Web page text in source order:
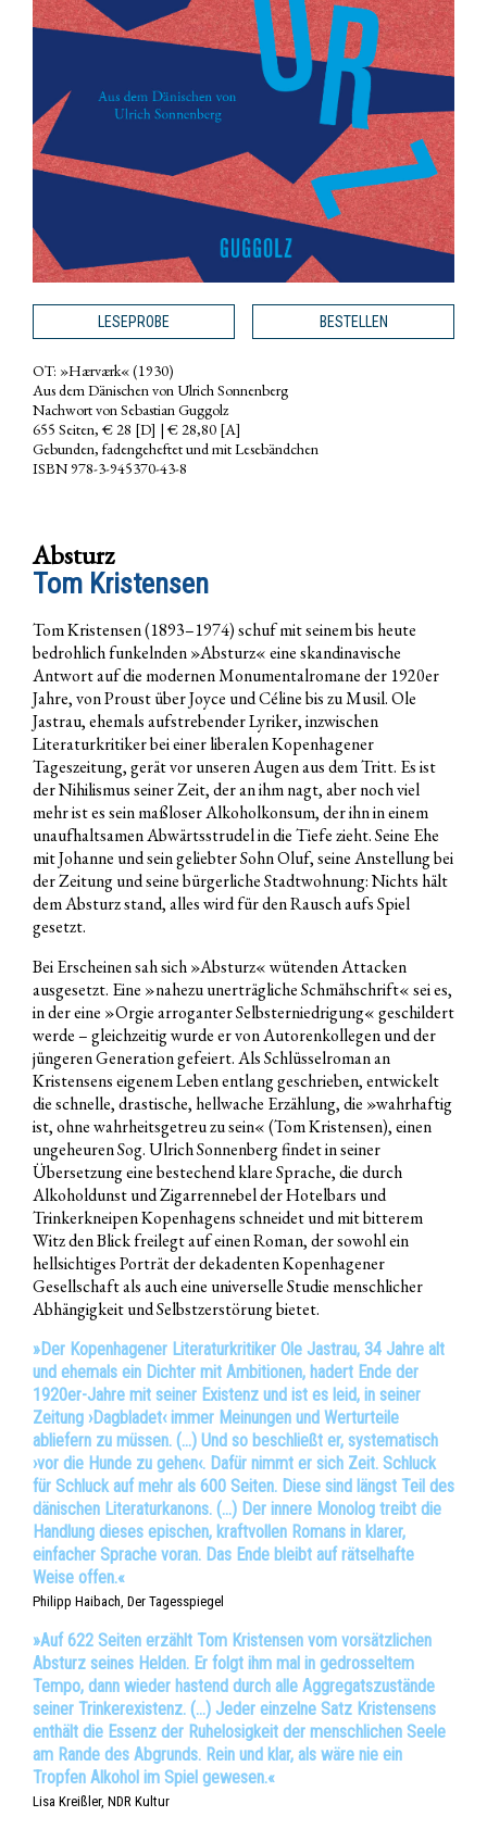
LESEPROBE BESTELLEN
OT: »Hærværk« (1930)
Aus dem Dänischen von Ulrich Sonnenberg
Nachwort von Sebastian Guggolz
655 Seiten, € 28 [D] | € 28,80 [A]
Gebunden, fadengeheftet und mit Lesebändchen
ISBN 978-3-945370-43-8
Absturz
Tom Kristensen
Tom Kristensen (1893–1974) schuf mit seinem bis heute
bedrohlich funkelnden »Absturz« eine skandinavische
Antwort auf die modernen Monumentalromane der 1920er
Jahre, von Proust über Joyce und Céline bis zu Musil. Ole
Jastrau, ehemals aufstrebender Lyriker, inzwischen
Literaturkritiker bei einer liberalen Kopenhagener
Tageszeitung, gerät vor unseren Augen aus dem Tritt. Es ist
der Nihilismus seiner Zeit, der an ihm nagt, aber noch viel
mehr ist es sein maßloser Alkoholkonsum, der ihn in einem
unaufhaltsamen Abwärtsstrudel in die Tiefe zieht. Seine Ehe
mit Johanne und sein geliebter Sohn Oluf, seine Anstellung bei
der Zeitung und seine bürgerliche Stadtwohnung: Nichts hält
dem Absturz stand, alles wird für den Rausch aufs Spiel
gesetzt.
Bei Erscheinen sah sich »Absturz« wütenden Attacken
ausgesetzt. Eine »nahezu unerträgliche Schmähschrift« sei es,
in der eine »Orgie arroganter Selbsterniedrigung« geschildert
werde – gleichzeitig wurde er von Autorenkollegen und der
jüngeren Generation gefeiert. Als Schlüsselroman an
Kristensens eigenem Leben entlang geschrieben, entwickelt
die schnelle, drastische, hellwache Erzählung, die »wahrhaftig
ist, ohne wahrheitsgetreu zu sein« (Tom Kristensen), einen
ungeheuren Sog. Ulrich Sonnenberg findet in seiner
Übersetzung eine bestechend klare Sprache, die durch
Alkoholdunst und Zigarrennebel der Hotelbars und
Trinkerkneipen Kopenhagens schneidet und mit bitterem
Witz den Blick freilegt auf einen Roman, der sowohl ein
hellsichtiges Porträt der dekadenten Kopenhagener
Gesellschaft als auch eine universelle Studie menschlicher
Abhängigkeit und Selbstzerstörung bietet.
»Der Kopenhagener Literaturkritiker Ole Jastrau, 34 Jahre alt
und ehemals ein Dichter mit Ambitionen, hadert Ende der
1920er-Jahre mit seiner Existenz und ist es leid, in seiner
Zeitung ›Dagbladet‹ immer Meinungen und Werturteile
abliefern zu müssen. (…) Und so beschließt er, systematisch
›vor die Hunde zu gehen‹. Dafür nimmt er sich Zeit. Schluck
für Schluck auf mehr als 600 Seiten. Diese sind längst Teil des
dänischen Literaturkanons. (…) Der innere Monolog treibt die
Handlung dieses epischen, kraftvollen Romans in klarer,
einfacher Sprache voran. Das Ende bleibt auf rätselhafte
Weise offen.«
Philipp Haibach, Der Tagesspiegel
»Auf 622 Seiten erzählt Tom Kristensen vom vorsätzlichen
Absturz seines Helden. Er folgt ihm mal in gedrosseltem
Tempo, dann wieder hastend durch alle Aggregatszustände
seiner Trinkerexistenz. (…) Jeder einzelne Satz Kristensens
enthält die Essenz der Ruhelosigkeit der menschlichen Seele
am Rande des Abgrunds. Rein und klar, als wäre nie ein
Tropfen Alkohol im Spiel gewesen.«
Lisa Kreißler, NDR Kultur